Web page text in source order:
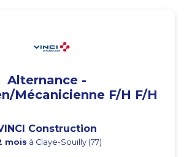
Alternance -
Mécanicienne F/H F/H
Construction
mois à Claye-Souilly (77)